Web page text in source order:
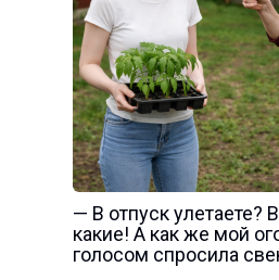
— В отпуск улетаете?
какие! А как же мой
голосом спросила